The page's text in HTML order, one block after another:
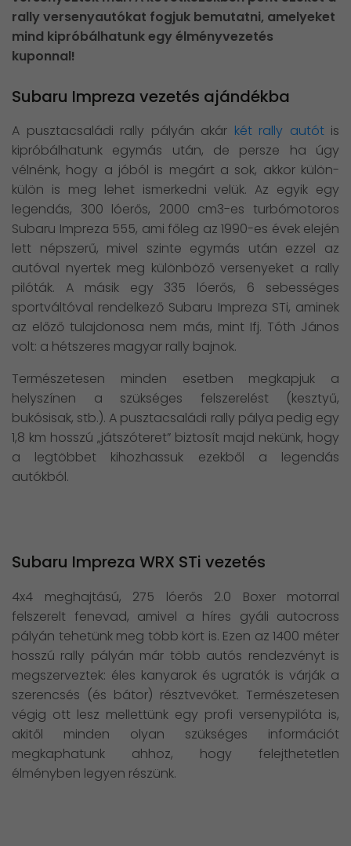
rally versenyautókat fogjuk bemutatni, amelyeket
mind kipróbálhatunk egy élményvezetés
kuponnal!
Subaru Impreza vezetés ajándékba
A pusztacsaládi rally pályán akár két rally autótis
kipróbálhatunk egymás után, de persze ha úgy
vélnénk, hogy a jóból is megárt a sok, akkor külön-
külön is meg lehet ismerkedni velük. Az egyik egy
legendás, 300 lóerős, 2000 cm3-es turbómotoros
Subaru Impreza 555, ami főleg az 1990-es évek elején
lett népszerű, mivel szinte egymás után ezzel az
autóval nyertek meg különböző versenyeket a rally
pilóták. A másik egy 335 lóerős, 6 sebességes
sportváltóval rendelkező Subaru Impreza STi, aminek
az előző tulajdonosa nem más, mint Ifj. Tóth János
volt: a hétszeres magyar rally bajnok.
Természetesen minden esetben megkapjuk a
helyszínen a szükséges felszerelést (kesztyű,
bukósisak, stb.). A pusztacsaládi rally pálya pedig egy
1,8 km hosszú „játszóteret” biztosít majd nekünk, hogy
a legtöbbet kihozhassuk ezekből a legendás
autókból.
Subaru Impreza WRX STi vezetés
4x4 meghajtású, 275 lóerős 2.0 Boxer motorral
felszerelt fenevad, amivel a híres gyáli autocross
pályán tehetünk meg több kört is. Ezen az 1400 méter
hosszú rally pályán már több autós rendezvényt is
megszerveztek: éles kanyarok és ugratók is várják a
szerencsés (és bátor) résztvevőket. Természetesen
végig ott lesz mellettünk egy profi versenypilóta is,
akitől minden olyan szükséges információt
megkaphatunk ahhoz, hogy felejthetetlen
élményben legyen részünk.